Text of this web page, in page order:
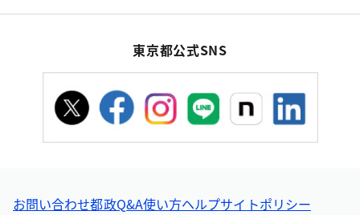
東京都公式SNS
お問い合わせ都政Q&A使い方ヘルプサイトポリシー